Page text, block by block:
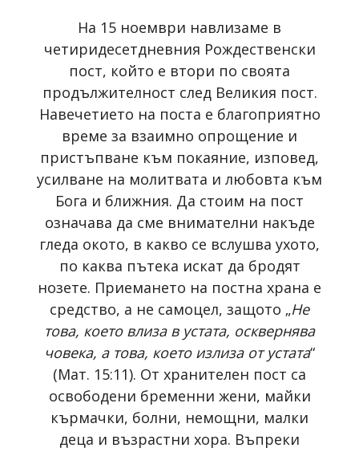
На 15 ноември навлизаме в
четиридесетдневния Рождественски
пост, който е втори по своята
продължителност след Великия пост.
Навечетието на поста е благоприятно
време за взаимно опрощение и
пристъпване към покаяние, изповед,
усилване на молитвата и любовта към
Бога и ближния. Да стоим на пост
означава да сме внимателни накъде
гледа окото, в какво се вслушва ухото,
по каква пътека искат да бродят
нозете. Приемането на постна храна е
средство, а не самоцел, защото „Не
това, което влиза в устата, осквернява
човека, а това, което излиза от устата“
(Мат. 15:11). От хранителен пост са
освободени бременни жени, майки
кърмачки, болни, немощни, малки
деца и възрастни хора. Въпреки